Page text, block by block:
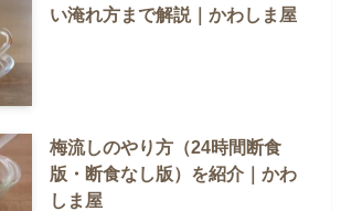
い淹れ方まで解説｜かわしま屋
梅流しのやり方（24時間断食
版・断食なし版）を紹介｜かわ
しま屋